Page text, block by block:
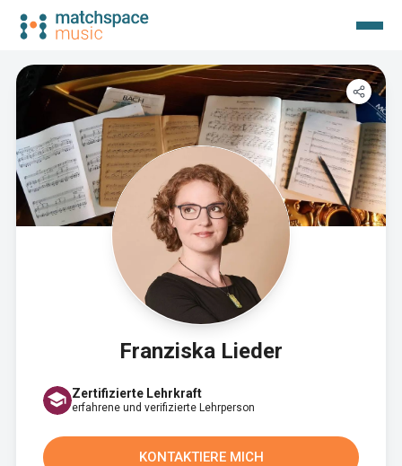
Franziska Lieder
Zertifizierte Lehrkraft
erfahrene und verifizierte Lehrperson
KONTAKTIERE MICH